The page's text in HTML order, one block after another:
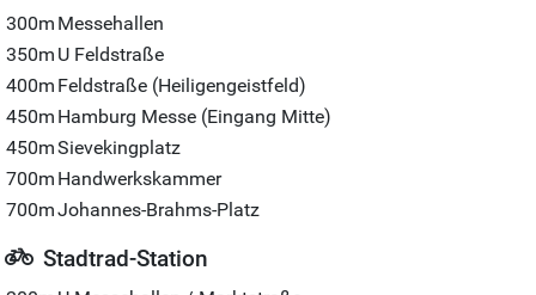
300m Messehallen
350m U Feldstraße
400m Feldstraße (Heiligengeistfeld)
450m Hamburg Messe (Eingang Mitte)
450mSievekingplatz
700m Handwerkskammer
700mJohannes-Brahms-Platz
Stadtrad-Station